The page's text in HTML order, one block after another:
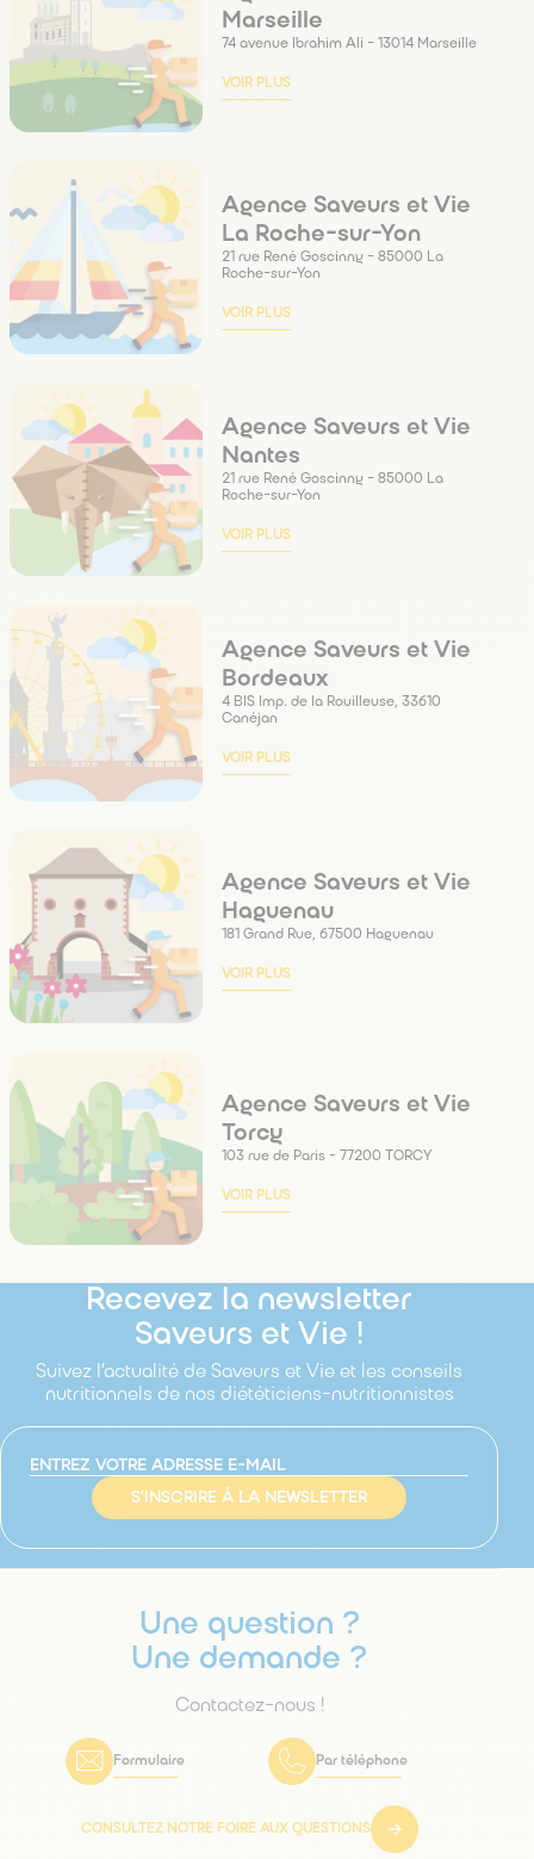
équipes vous accompagnent dans la mise en
place de ce dispositif pour faciliter vos
démarches administratives.
vous
Marseille
74 avenue Ibrahim Ali - 13014 Marseille
VOIR PLUS
Agence Saveurs et Vie
La Roche-sur-Yon
21 rue René Goscinny - 85000 La
Roche-sur-Yon
VOIR PLUS
Agence Saveurs et Vie
Nantes
21 rue René Goscinny - 85000 La
Roche-sur-Yon
VOIR PLUS
Agence Saveurs et Vie
Bordeaux
4 BIS Imp. de la Rouilleuse, 33610
Canéjan
VOIR PLUS
Agence Saveurs et Vie
Haguenau
181 Grand Rue, 67500 Haguenau
VOIR PLUS
Agence Saveurs et Vie
Torcy
103 rue de Paris - 77200 TORCY
VOIR PLUS
Recevez la newsletter
Saveurs et Vie !
Suivez l’actualité de Saveurs et Vie et les conseils
nutritionnels de nos diététiciens-nutritionnistes
S'INSCRIRE À LA NEWSLETTER
Une question ?
Une demande ?
Contactez-nous !
Formulaire Par téléphone
CONSULTEZ NOTRE FOIRE AUX QUESTIONS